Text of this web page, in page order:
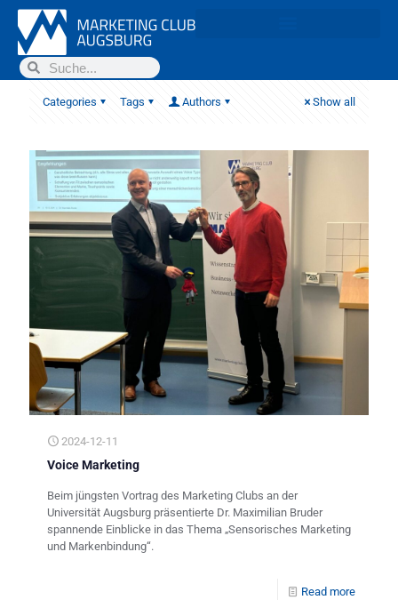
Categories Tags Authors Show all
2024-12-11
Voice Marketing
Beim jüngsten Vortrag des Marketing Clubs an der
Universität Augsburg präsentierte Dr. Maximilian Bruder
spannende Einblicke in das Thema „Sensorisches Marketing
und Markenbindung“.
Read more